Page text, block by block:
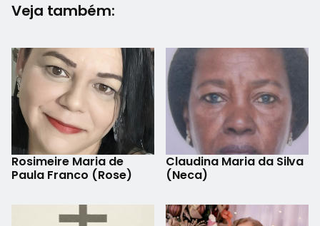
Veja também:
Rosimeire Maria de
Paula Franco (Rose)
Claudina Maria da Silva
(Neca)